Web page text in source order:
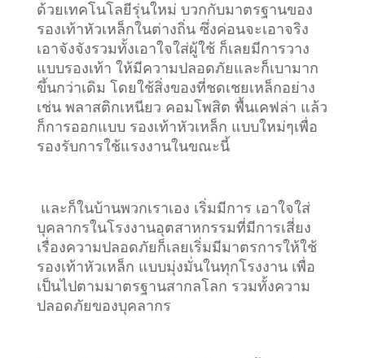
ด้วยเทคโนโลยีรุ่นใหม่ บวกกับมาตรฐานของ
รองเท้าหัวเหล็กในต่างถิ่น ซึ่งค่อนจะเอาจริง
เอาจังจังรวมทั้งเอาใจใส่ผู้ใช้ ก็เลยมีการวาง
แบบรองเท้า ให้มีความปลอดภัยและก็เบามาก
ขึ้นกว่าเดิม โดยใช้สิ่งของที่ชดเชยเหล็กอย่าง
เช่น พลาสติกเหนียว คอมโพสิต พื้นเคฟล่า แล้ว
ก็การออกแบบ รองเท้าหัวเหล็ก แบบใหม่ๆเพื่อ
รองรับการใช้แรงงานในขณะนี้
และก็ในบ้านพวกเราเอง เริ่มมีการ เอาใจใส่
บุคลากรในโรงงานอุตสาหกรรมที่มีการเสี่ยง
เรื่องความปลอดภัยก็เลยเริ่มมีมาตรการให้ใช้
รองเท้าหัวเหล็ก แบบมุ่งมั่นในทุกโรงงาน เพื่อ
เป็นไปตามมาตรฐานสากลโลก รวมทั้งความ
ปลอดภัยของบุคลากร